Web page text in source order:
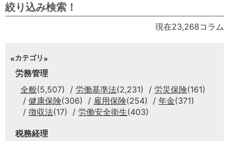
絞り込み検索！
現在23,268コラム
カテゴリ
労務管理
全般(5,507) 労働基準法(2,231) 労災保険(161)
健康保険(306) 雇用保険(254) 年金(371)
徴収法(17) 労働安全衛生(403)
税務経理